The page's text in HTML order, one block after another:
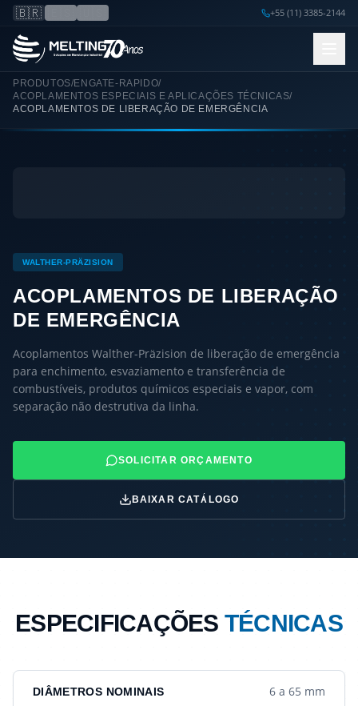
🇧🇷 +55 (11) 3385-2144
PRODUTOS/ENGATE-RAPIDO/
ACOPLAMENTOS ESPECIAIS E APLICAÇÕES TÉCNICAS/
ACOPLAMENTOS DE LIBERAÇÃO DE EMERGÊNCIA
WALTHER-PRÄZISION
ACOPLAMENTOS DE LIBERAÇÃO
DE EMERGÊNCIA
Acoplamentos Walther-Präzision de liberação de emergência
para enchimento, esvaziamento e transferência de
combustíveis, produtos químicos especiais e vapor, com
separação não destrutiva da linha.
SOLICITAR ORÇAMENTO
BAIXAR CATÁLOGO
ESPECIFICAÇÕES TÉCNICAS
DIÂMETROS NOMINAIS 6 a 65 mm